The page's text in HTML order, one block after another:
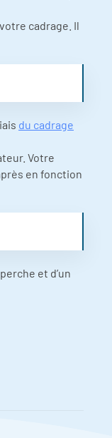
cadrage. Il
du cadrage
Votre
en fonction
et d’un